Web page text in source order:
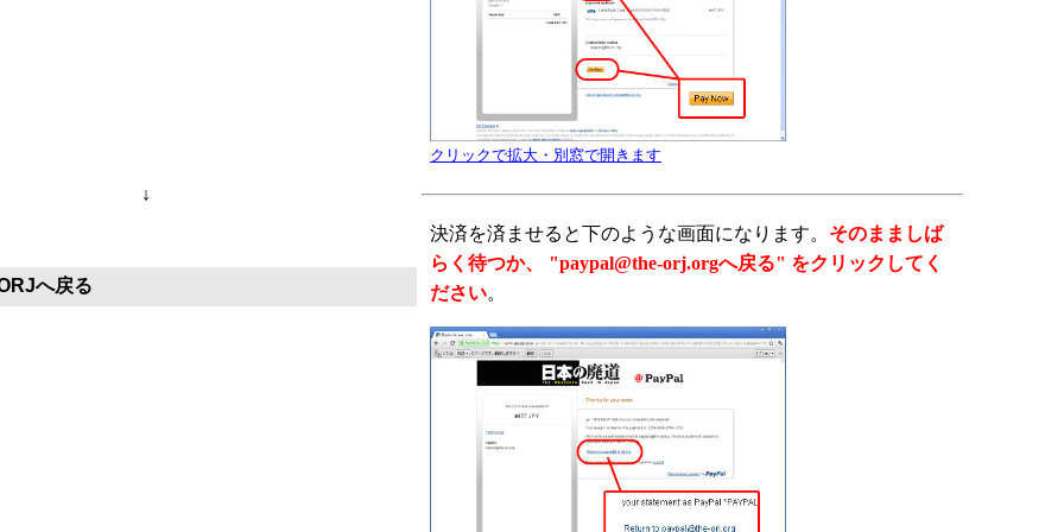
クリックで拡大・別窓で開きます
↓
へ戻る
決済を済ませると下のような画面になります。 そのまましば
らく待つか、 "paypal@the-orj.orgへ戻る" をクリックしてく
ださい。